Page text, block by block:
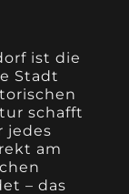
ist die
Stadt
schafft
jedes
am
– das